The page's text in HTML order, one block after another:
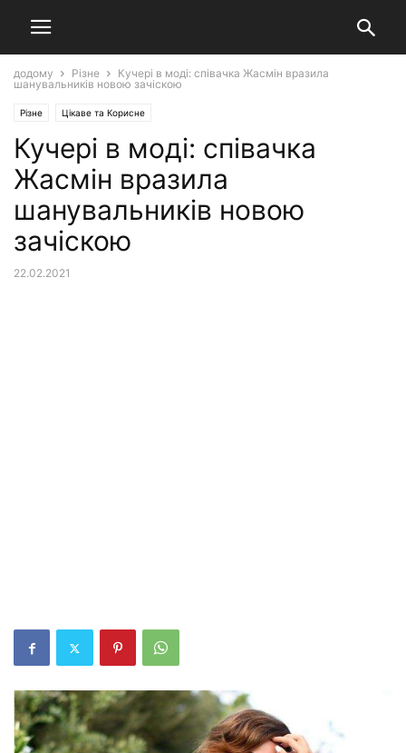
додому Різне
Кучері в моді: співачка Жасмін вразила
шанувальників новою зачіскою
Різне Цікаве та Корисне
Кучері в моді: співачка
Жасмін вразила
шанувальників новою
зачіскою
22.02.2021